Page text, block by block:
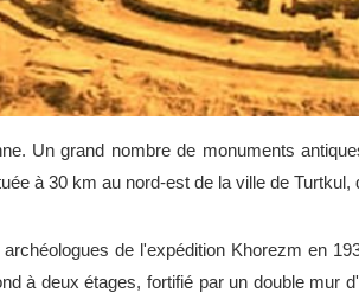
Un grand nombre de monuments
à 30 km au nord-est de la ville de
de l'expédition Khorezm en
à deux étages, fortifié par un double